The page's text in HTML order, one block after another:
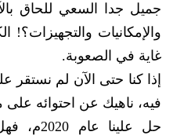
جميل جدا السعي للحاق
والإمكانيات
غاية في الصعوبة.
إذا كنا حتى الآن لم
فيه، ناهيك عن احتوائه على
حل